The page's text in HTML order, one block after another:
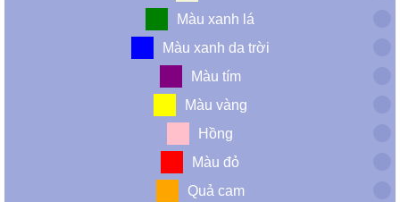
Màu xanh lá
Màu xanh da trời
Màu tím
Màu vàng
Hồng
Màu đỏ
Quả cam